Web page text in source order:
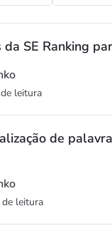
SE Ranking
leitura
de
leitura